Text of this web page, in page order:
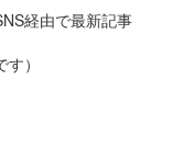
体オシロボッツ」
経由で最新記事
）